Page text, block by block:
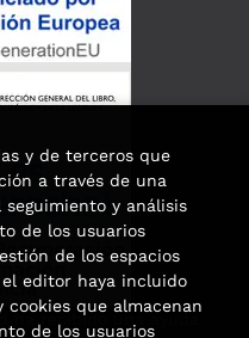
ha recibido una ayuda
y de terceros que
a través de una
y análisis
de los usuarios
de los espacios
editor haya incluido
que almacenan
de los usuarios